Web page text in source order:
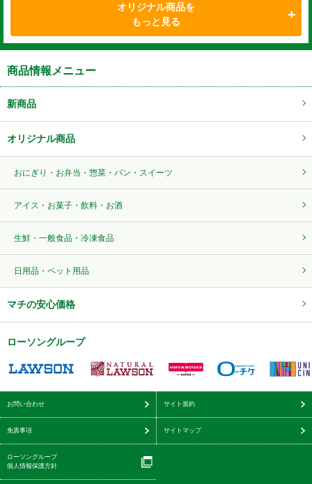
オリジナル商品を
もっと見る
商品情報メニュー
新商品
オリジナル商品
おにぎり・お弁当・惣菜・パン・スイーツ
アイス・お菓子・飲料・お酒
生鮮・一般食品・冷凍食品
日用品・ペット用品
マチの安心価格
ローソングループ
お問い合わせ サイト規約
免責事項 サイトマップ
ローソングループ
個人情報保護方針